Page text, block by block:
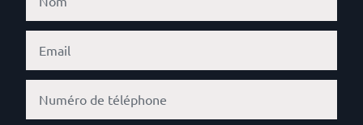
On
recrute
Simulateur
de